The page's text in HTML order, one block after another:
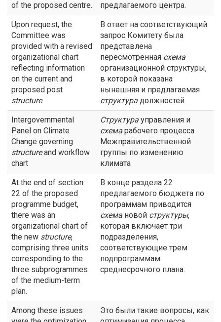
of the proposed centre.
предлагаемого центра.
Upon request, the
Committee was
provided with a revised
organizational chart
reflecting information
on the current and
proposed post
structure.
В ответ на соответствующий
запрос Комитету была
представлена
пересмотренная схема
организационной структуры,
в которой показана
нынешняя и предлагаемая
структура должностей.
Intergovernmental
Panel on Climate
Change governing
structureand workflow
chart
Структура управления и
схема рабочего процесса
Межправительственной
группы по изменению
климата
At the end of section
22 of the proposed
programme budget,
there was an
organizational chart of
the new structure,
comprising three units
corresponding to the
three subprogrammes
of the medium-term
plan.
В конце раздела 22
предлагаемого бюджета по
программам приводится
схема новой структуры,
которая включает три
подразделения,
соответствующие трем
подпрограммам
среднесрочного плана.
Among these issues
Это были такие вопросы, как